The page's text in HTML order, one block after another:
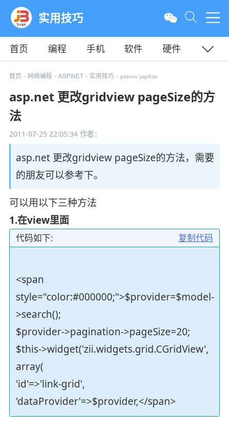
实用技巧
首页 编程 手机 软件
硬件
教程
平面 服务器
首页 > 网络编程 > ASP.NET > 实用技巧 > gridview pageSize
asp.net 更改gridview pageSize的方
法
2011-07-25 22:05:34作者：
asp.net 更改gridview pageSize的方法，需要
的朋友可以参考下。
可以用以下三种方法
1.在view里面
复制代码
代码如下:
<span
style="color:#000000;">$provider=$model-
>search();
$provider->pagination->pageSize=20;
$this->widget('zii.widgets.grid.CGridView',
array(
'id'=>'link-grid',
'dataProvider'=>$provider,</span>